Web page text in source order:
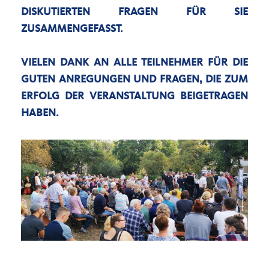
DISKUTIERTEN FRAGEN FÜR SIE
ZUSAMMENGEFASST.
VIELEN DANK AN ALLE TEILNEHMER FÜR DIE
GUTEN ANREGUNGEN UND FRAGEN, DIE ZUM
ERFOLG DER VERANSTALTUNG BEIGETRAGEN
HABEN.